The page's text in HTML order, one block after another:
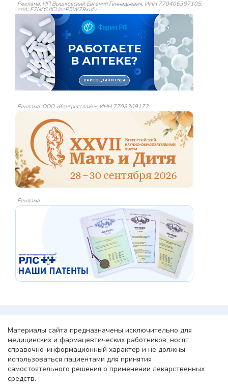
Реклама: ИП Вышковский Евгений Геннадьевич, ИНН 770406387105,
erid=F7NfYUJCUneP5W79xufv
Реклама: ООО «Конгресслайн», ИНН 7708369172
Реклама
Материалы сайта предназначены исключительно для
медицинских и фармацевтических работников, носят
справочно-информационный характер и не должны
использоваться пациентами для принятия
самостоятельного решения о применении лекарственных
средств.